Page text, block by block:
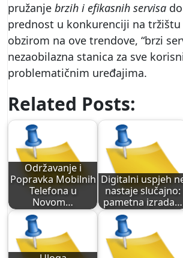
pružanje brzih i efikasnih servisa
prednost u konkurenciji na tržištu
obzirom na ove trendove, “brzi
nezaobilazna stanica za sve
problematičnim uređajima.
Related Posts:
Održavanje i
Popravka Mobilnih
Telefona u
Novom…
Digitalni uspjeh
nastaje slučajno:
pametna izrada…